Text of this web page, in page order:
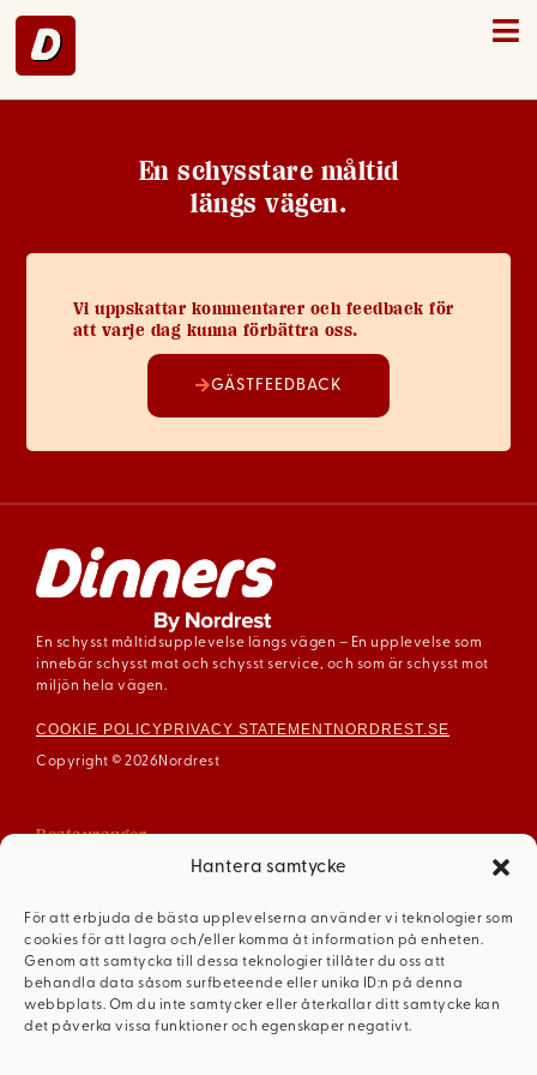
Hantera samtycke
För att erbjuda de bästa upplevelserna använder vi teknologier som
cookies för att lagra och/eller komma åt information på enheten.
Genom att samtycka till dessa teknologier tillåter du oss att
behandla data såsom surfbeteende eller unika ID:n på denna
webbplats. Om du inte samtycker eller återkallar ditt samtycke kan
det påverka vissa funktioner och egenskaper negativt.
Ödeshög – 39
En schysstare måltid
längs vägen.
Vi uppskattar kommentarer och feedback för
att varje dag kunna förbättra oss.
GÄSTFEEDBACK
En schysst måltidsupplevelse längs vägen – En upplevelse som
innebär schysst mat och schysst service, och som är schysst mot
miljön hela vägen.
COOKIE POLICY PRIVACY STATEMENT NORDREST.SE
Copyright © 2026 Nordrest
Restauranger
Gävle
Mariestad
Mellerud
Ödeshög